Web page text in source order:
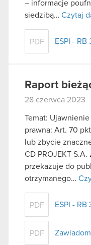
– informacje
siedzibą… Czytaj
PDF ESPI -
Raport
28 czerwca 2023
Temat:
prawna: Art. 70
lub zbycie
CD PROJEKT
przekazuje do
otrzymanego…
PDF ESPI -
PDF